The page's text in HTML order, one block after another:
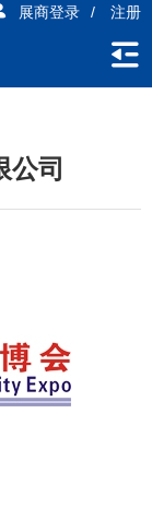
展商登录 / 注册
公司